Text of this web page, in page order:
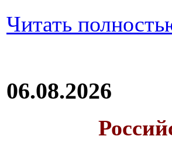
Читать
06.08.2026